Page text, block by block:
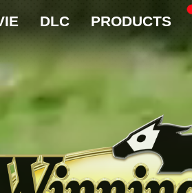
DLC PRODUCTS